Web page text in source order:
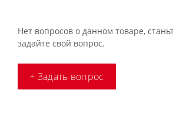
Нет вопросов о данном товаре,
задайте свой вопрос.
+ Задать вопрос